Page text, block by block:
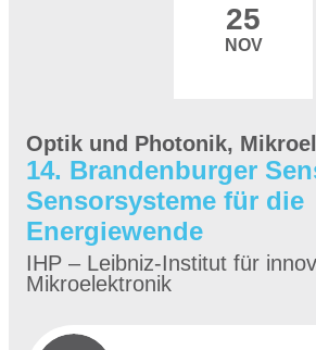
25
NOV
Optik und Photonik,
14. Brandenburger
Sensorsysteme für die
Energiewende
IHP – Leibniz-Institut für
Mikroelektronik